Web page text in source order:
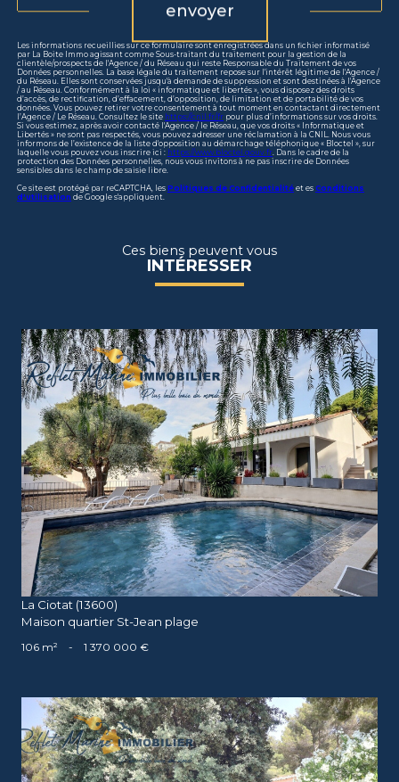
envoyer
Les informations recueillies sur ce formulaire sont enregistrées dans un fichier informatisé
par La Boite Immo agissant comme Sous-traitant du traitement pour la gestion de la
clientèle/prospects de l'Agence / du Réseau qui reste Responsable du Traitement de vos
Données personnelles. La base légale du traitement repose sur l'intérêt légitime de l'Agence /
du Réseau. Elles sont conservées jusqu'à demande de suppression et sont destinées à l'Agence
/ au Réseau. Conformément à la loi « informatique et libertés », vous disposez des droits
d’accès, de rectification, d’effacement, d’opposition, de limitation et de portabilité de vos
données. Vous pouvez retirer votre consentement à tout moment en contactant directement
l’Agence / Le Réseau. Consultez le site https://cnil.fr/fr pour plus d’informations sur vos droits.
Si vous estimez, après avoir contacté l'Agence / le Réseau, que vos droits « Informatique et
Libertés » ne sont pas respectés, vous pouvez adresser une réclamation à la CNIL. Nous vous
informons de l’existence de la liste d'opposition au démarchage téléphonique « Bloctel », sur
laquelle vous pouvez vous inscrire ici : https://www.bloctel.gouv.fr . Dans le cadre de la
protection des Données personnelles, nous vous invitons à ne pas inscrire de Données
sensibles dans le champ de saisie libre.
Ce site est protégé par reCAPTCHA, les Politiques de Confidentialité et es Conditions
d'utilisation de Google s'appliquent.
Ces biens peuvent vous
INTÉRESSER
voir le bien
La Ciotat (13600)
Maison quartier St-Jean plage
106 m² - 1 370 000 €